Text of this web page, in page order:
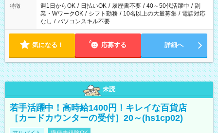
特徴 週1日からOK / 日払いOK / 履歴書不要 / 40～50代活躍中 / 副
業・WワークOK / シフト勤務 / 10名以上の大量募集 / 電話対応
なし / パソコンスキル不要
気になる！ 応募する 詳細へ
未読
若手活躍中！高時給1400円！キレイな百貨店
［カードカウンターの受付］20～(hs1cp02)